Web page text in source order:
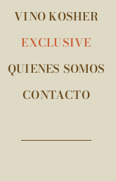
VINO KOSHER
EXCLUSIVE
QUIENES SOMOS
CONTACTO